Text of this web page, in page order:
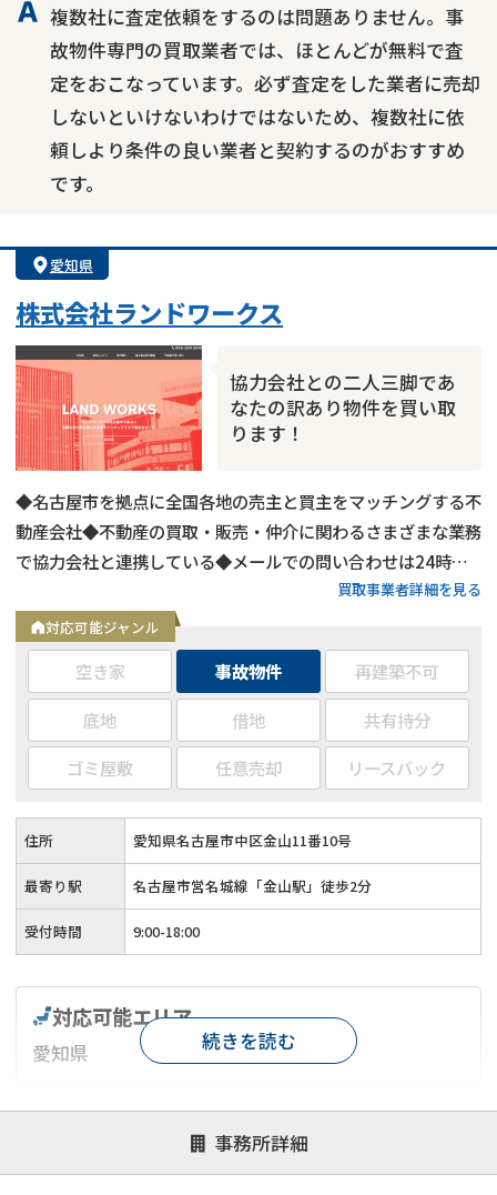
複数社に査定依頼をするのは問題ありません。事
故物件専門の買取業者では、ほとんどが無料で査
定をおこなっています。必ず査定をした業者に売却
しないといけないわけではないため、複数社に依
頼しより条件の良い業者と契約するのがおすすめ
です。
愛知県
株式会社ランドワークス
協力会社との二人三脚であ
なたの訳あり物件を買い取
ります！
◆名古屋市を拠点に全国各地の売主と買主をマッチングする不
動産会社◆不動産の買取・販売・仲介に関わるさまざまな業務
で協力会社と連携している◆メールでの問い合わせは24時間
買取事業者詳細を見る
対応可能ジャンル
空き家 事故物件
再建築不可
底地
借地
共有持分
ゴミ屋敷
任意売却 リースバック
住所 愛知県名古屋市中区金山11番10号
最寄り駅 名古屋市営名城線「金山駅」徒歩2分
受付時間 9:00-18:00
事務所詳細
対応可能エリア
愛知県
対応が親身 オンライン面談可能
レスポンスが早い
1億円以上の買取可
続きを読む